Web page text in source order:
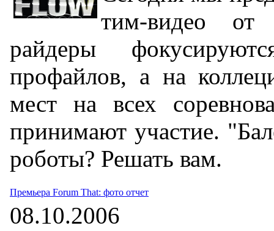
тим-видео
райдеры
профайлов, а на
мест на всех
принимают участие.
роботы? Решать вам.
Премьера Forum That: фото отчет
08.10.2006